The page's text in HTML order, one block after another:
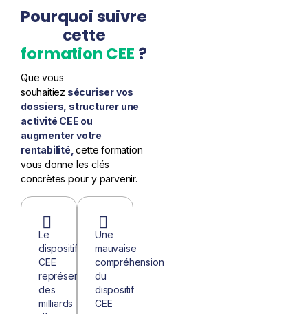
Pourquoi suivre
cette
formation CEE ?
Que vous
souhaitiez sécuriser vos
dossiers structurer une
activité CEE ou
augmenter votre
rentabilité ,cette formation
vous donne les clés
concrètes pour y parvenir.
Le
dispositif
CEE
représente
des
milliards
Une
mauvaise
compréhension
du
dispositif
CEE